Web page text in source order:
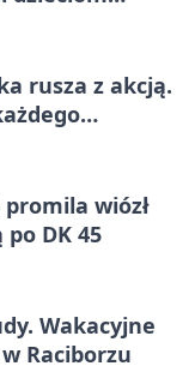
rusza z akcją.
wiózł
DK 45
Wakacyjne
Raciborzu